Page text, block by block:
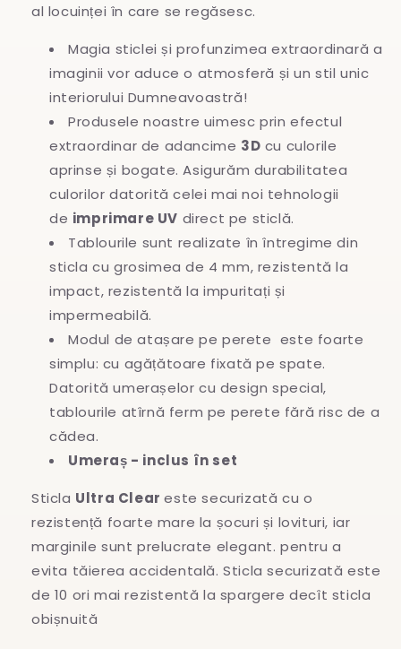
al locuinței în care se regăsesc.
Magia sticlei și profunzimea extraordinară a
imaginii vor aduce o atmosferă și un stil unic
interiorului Dumneavoastră!
Produsele noastre uimesc prin efectul
extraordinar de adancime 3D cu culorile
aprinse și bogate. Asigurăm durabilitatea
culorilor datorită celei mai noi tehnologii
de imprimare UV direct pe sticlă.
Tablourile sunt realizate în întregimedin
sticla cu grosimea de 4 mm, rezistentă la
impact, rezistentă la impuritați și
impermeabilă.
Modul de atașare pe perete este foarte
simplu: cu agățătoare fixată pe spate.
Datorită umerașelor cu design special,
tablourile atîrnă ferm pe perete fără risc de a
cădea.
Umeraș - inclus în set
Sticla Ultra Cleareste securizată cu o
rezistență foarte mare la șocuri și lovituri, iar
marginile sunt prelucrate elegant. pentru a
evita tăierea accidentală. Sticla securizată este
de 10 ori mai rezistentă la spargere decît sticla
obișnuită